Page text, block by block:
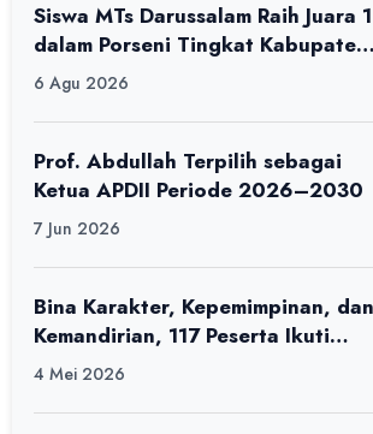
Siswa MTs Darussalam Raih Juara 1
dalam Porseni Tingkat Kabupaten
6 Agu 2026
Prof. Abdullah Terpilih sebagai
Ketua APDII Periode 2026–2030
7 Jun 2026
Bina Karakter, Kepemimpinan, dan
Kemandirian, 117 Peserta Ikuti
Alfaro Camp di MAN 1 Darussalam
4 Mei 2026